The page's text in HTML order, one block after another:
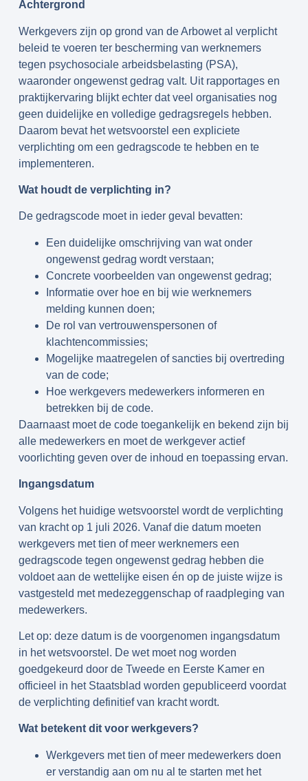
Achtergrond
Werkgevers zijn op grond van de Arbowet al verplicht
beleid te voeren ter bescherming van werknemers
tegen psychosociale arbeidsbelasting (PSA),
waaronder ongewenst gedrag valt. Uit rapportages en
praktijkervaring blijkt echter dat veel organisaties nog
geen duidelijke en volledige gedragsregels hebben.
Daarom bevat het wetsvoorstel een expliciete
verplichting om een gedragscode te hebben en te
implementeren.
Wat houdt de verplichting in?
De gedragscode moet in ieder geval bevatten:
Een duidelijke omschrijving van wat onder
ongewenst gedrag wordt verstaan;
Concrete voorbeelden van ongewenst gedrag;
Informatie over hoe en bij wie werknemers
melding kunnen doen;
De rol van vertrouwenspersonen of
klachtencommissies;
Mogelijke maatregelen of sancties bij overtreding
van de code;
Hoe werkgevers medewerkers informeren en
betrekken bij de code.
Daarnaast moet de code toegankelijk en bekend zijn bij
alle medewerkers en moet de werkgever actief
voorlichting geven over de inhoud en toepassing ervan.
Ingangsdatum
Volgens het huidige wetsvoorstel wordt de verplichting
van kracht op 1 juli 2026. Vanaf die datum moeten
werkgevers met tien of meer werknemers een
gedragscode tegen ongewenst gedrag hebben die
voldoet aan de wettelijke eisen én op de juiste wijze is
vastgesteld met medezeggenschap of raadpleging van
medewerkers.
Let op: deze datum is de voorgenomen ingangsdatum
in het wetsvoorstel. De wet moet nog worden
goedgekeurd door de Tweede en Eerste Kamer en
officieel in het Staatsblad worden gepubliceerd voordat
de verplichting definitief van kracht wordt.
Wat betekent dit voor werkgevers?
Werkgevers met tien of meer medewerkers doen
er verstandig aan om nu al te starten met het